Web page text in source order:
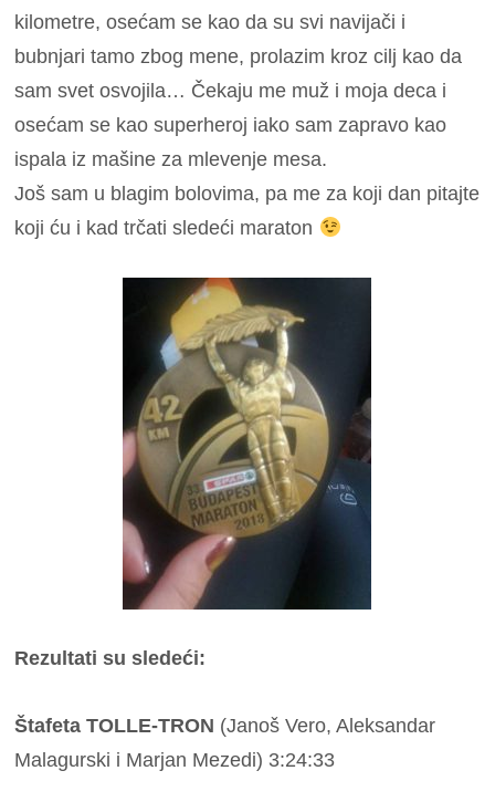
kilometre, osećam se kao da su svi navijači i
bubnjari tamo zbog mene, prolazim kroz cilj kao da
sam svet osvojila… Čekaju me muž i moja deca i
osećam se kao superheroj iako sam zapravo kao
ispala iz mašine za mlevenje mesa.
Još sam u blagim bolovima, pa me za koji dan pitajte
koji ću i kad trčati sledeći maraton
Rezultati su sledeći:
Štafeta TOLLE-TRON (Janoš Vero, Aleksandar
Malagurski i Marjan Mezedi) 3:24:33